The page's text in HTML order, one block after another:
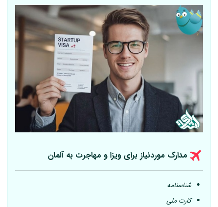
مدارک موردنیاز برای ویزا و مهاجرت بهآلمان
شناسنامه
کارت ملی